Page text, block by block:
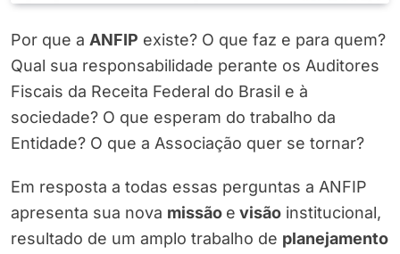
Por que a ANFIP existe? O que faz e para quem?
Qual sua responsabilidade perante os Auditores
Fiscais da Receita Federal do Brasil e à
sociedade? O que esperam do trabalho da
Entidade? O que a Associação quer se tornar?
Em resposta a todas essas perguntas a ANFIP
apresenta sua nova missão e visão institucional,
resultado de um amplo trabalho de planejamento